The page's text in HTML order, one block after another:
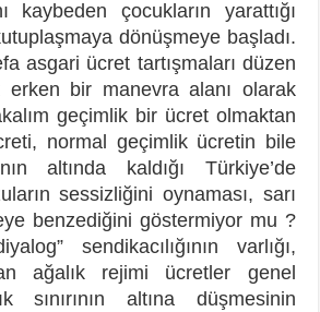
kaybeden çocukların yarattığı
dönüşmeye başladı.
asgari ücret tartışmaları düzen
bir manevra alanı olarak
geçimlik bir ücret olmaktan
normal geçimlik ücretin bile
altında kaldığı Türkiye’de
sessizliğini oynaması, sarı
benzediğini göstermiyor mu ?
sendikacılığının varlığı,
ağalık rejimi ücretler genel
sınırının altına düşmesinin